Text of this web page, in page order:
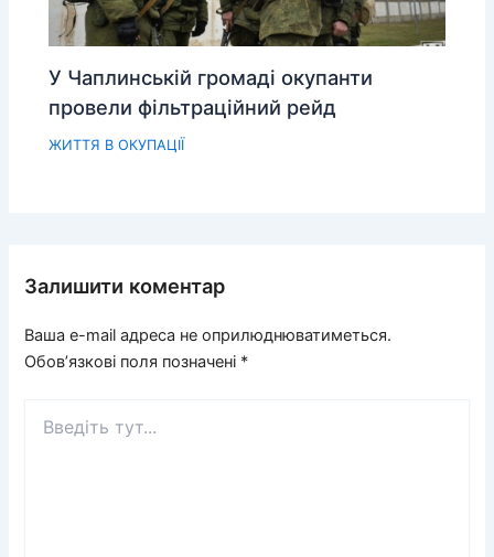
У Чаплинській громаді окупанти
провели фільтраційний рейд
ЖИТТЯ В ОКУПАЦІЇ
Залишити коментар
Ваша e-mail адреса не оприлюднюватиметься.
Обов’язкові поля позначені *
тут...